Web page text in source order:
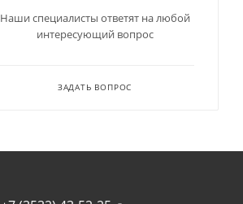
Наши специалисты ответят на любой
интересующий вопрос
ЗАДАТЬ ВОПРОС